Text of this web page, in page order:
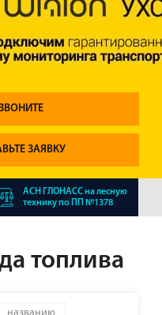
ЗАЯВКУ
АСН ГЛОНАСС на лесную
технику по ПП №1378
топлива